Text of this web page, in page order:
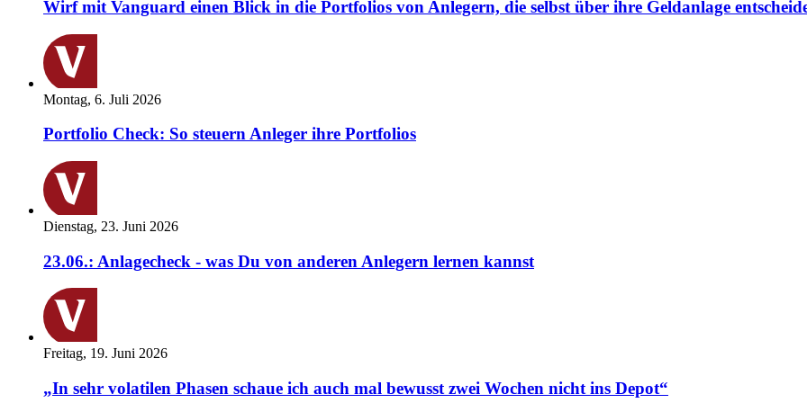
Wirf mit Vanguard einen Blick in die Portfolios von Anlegern, die selbst über ihre Geldanlage
Montag, 6. Juli 2026
Portfolio Check: So steuern Anleger ihre Portfolios
Dienstag, 23. Juni 2026
23.06.: Anlagecheck - was Du von anderen Anlegern lernen kannst
Freitag, 19. Juni 2026
„In sehr volatilen Phasen schaue ich auch mal bewusst zwei Wochen nicht ins Depot“